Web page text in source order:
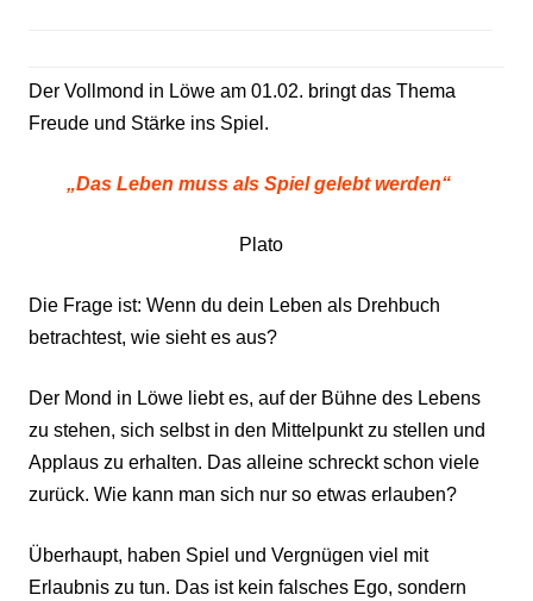
Der Vollmond in Löwe am 01.02. bringt das Thema
Freude und Stärke ins Spiel.
„Das Leben muss als Spiel gelebt werden“
Plato
Die Frage ist: Wenn du dein Leben als Drehbuch
betrachtest, wie sieht es aus?
Der Mond in Löwe liebt es, auf der Bühne des Lebens
zu stehen, sich selbst in den Mittelpunkt zu stellen und
Applaus zu erhalten. Das alleine schreckt schon viele
zurück. Wie kann man sich nur so etwas erlauben?
Überhaupt, haben Spiel und Vergnügen viel mit
Erlaubnis zu tun. Das ist kein falsches Ego, sondern